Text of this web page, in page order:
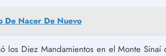
De Nacer De Nuevo
Diez Mandamientos en el Monte Sinaí